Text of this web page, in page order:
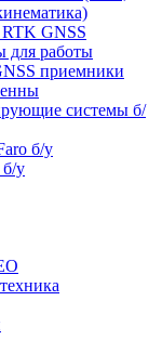
GNSS
для работы
приемники
системы б/
б/у
б/у